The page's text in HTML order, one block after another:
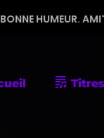
AMITIÉS DE